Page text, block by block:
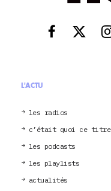
L'ACTU
les radios
c’était quoi ce titre
les podcasts
les playlists
actualités